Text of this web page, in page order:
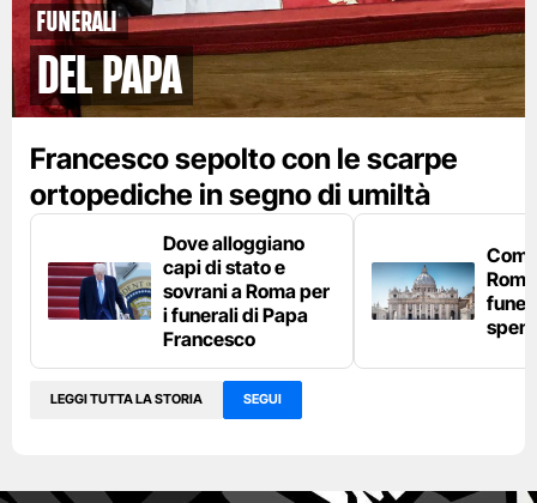
FUNERALI
del papa
Francesco sepolto con le scarpe
ortopediche in segno di umiltà
Dove alloggiano
capi di stato e
sovrani a Roma per
i funerali di Papa
Francesco
LEGGI TUTTA LA STORIA SEGUI